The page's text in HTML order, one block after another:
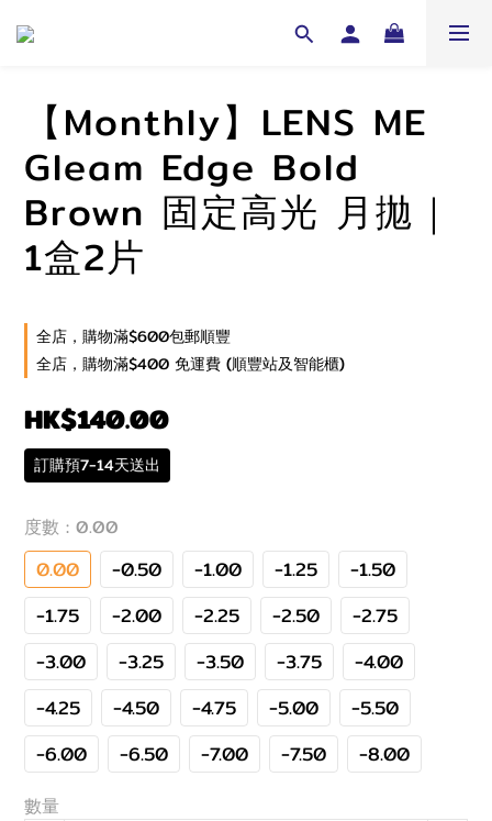
【Monthly】LENS ME
Gleam Edge Bold
Brown 固定高光 月拋｜
1盒2片
全店，購物滿$600包郵順豐
全店，購物滿$400 免運費 (順豐站及智能櫃)
HK$140.00
訂購預7-14天送出
度數 : 0.00
0.00 -0.50 -1.00 -1.25
-1.50
-1.75
-2.00 -2.25 -2.50
-2.75
-3.00
-3.25 -3.50 -3.75
-4.00
-4.25
-4.50 -4.75 -5.00
-5.50
-6.00
-6.50 -7.00 -7.50 -8.00
數量